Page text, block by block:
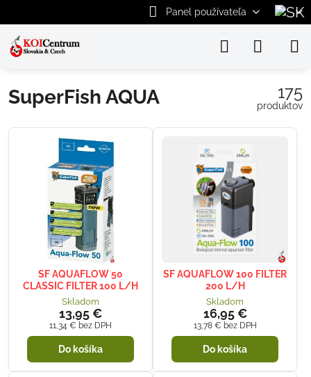
Panel používateľa
SuperFish AQUA 175
produktov
SF AQUAFLOW 50
CLASSIC FILTER 100 L/H
Skladom
13,95 €
11,34 € bez DPH
Do košíka
SF AQUAFLOW 100 FILTER
200 L/H
Skladom
16,95 €
13,78 € bez DPH
Do košíka